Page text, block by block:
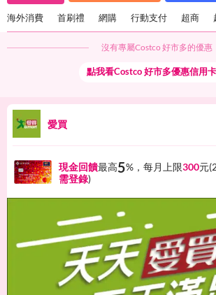
國內一般消費 海外消費 首刷禮 網購
量販店
海外消費 首刷禮 網購 行動支付 超商
沒有專屬Costco 好市多的優惠
點我看Costco 好市多優惠信用卡
愛買
現金回饋最高5%，每月上限300元(
需登錄)